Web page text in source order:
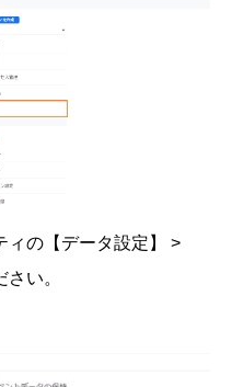
ィの【データ設定】 >
い。